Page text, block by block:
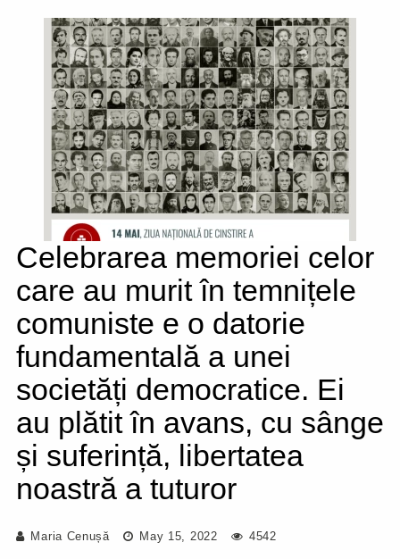
Celebrarea memoriei celor
care au murit în temnițele
comuniste e o datorie
fundamentală a unei
societăți democratice. Ei
au plătit în avans, cu sânge
și suferință, libertatea
noastră a tuturor
Maria Cenușă May 15, 2022 4542